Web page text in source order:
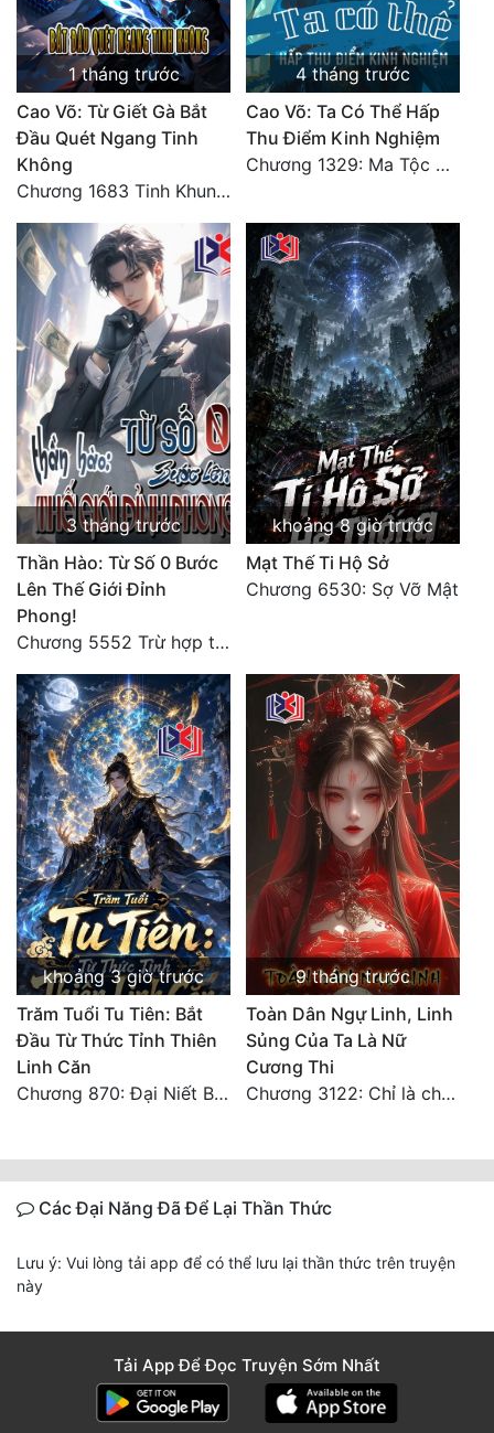
1 tháng trước
Cao Võ: Từ Giết Gà Bắt
Đầu Quét Ngang Tinh
Không
Chương 1683 Tinh Khung Võ Thánh (Hết)
4 tháng trước
Cao Võ: Ta Có Thể Hấp
Thu Điểm Kinh Nghiệm
Chương 1329: Ma Tộc đại công chúa Thương Nguyệt
3 tháng trước
Thần Hào: Từ Số 0 Bước
Lên Thế Giới Đỉnh
Phong!
Chương 5552 Trừ hợp tác, không còn cách nào khác!
khoảng 8 giờ trước
Mạt Thế Ti Hộ Sở
Chương 6530: Sợ Vỡ Mật
khoảng 3 giờ trước
Trăm Tuổi Tu Tiên: Bắt
Đầu Từ Thức Tỉnh Thiên
Linh Căn
Chương 870: Đại Niết Bàn Tiên Thuật!
9 tháng trước
Toàn Dân Ngự Linh, Linh
Sủng Của Ta Là Nữ
Cương Thi
Chương 3122: Chỉ là chút bọt nước! Điều kiện và tài liệu!**
Các Đại Năng Đã Để Lại Thần Thức
Lưu ý: Vui lòng tải app để có thể lưu lại thần thức trên truyện
này
Tải App Để Đọc Truyện Sớm Nhất